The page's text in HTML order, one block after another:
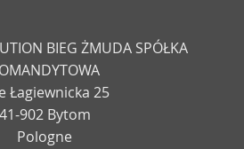
BIEG ŻMUDA SPÓŁKA
Łagiewnicka 25
41-902 Bytom
Pologne